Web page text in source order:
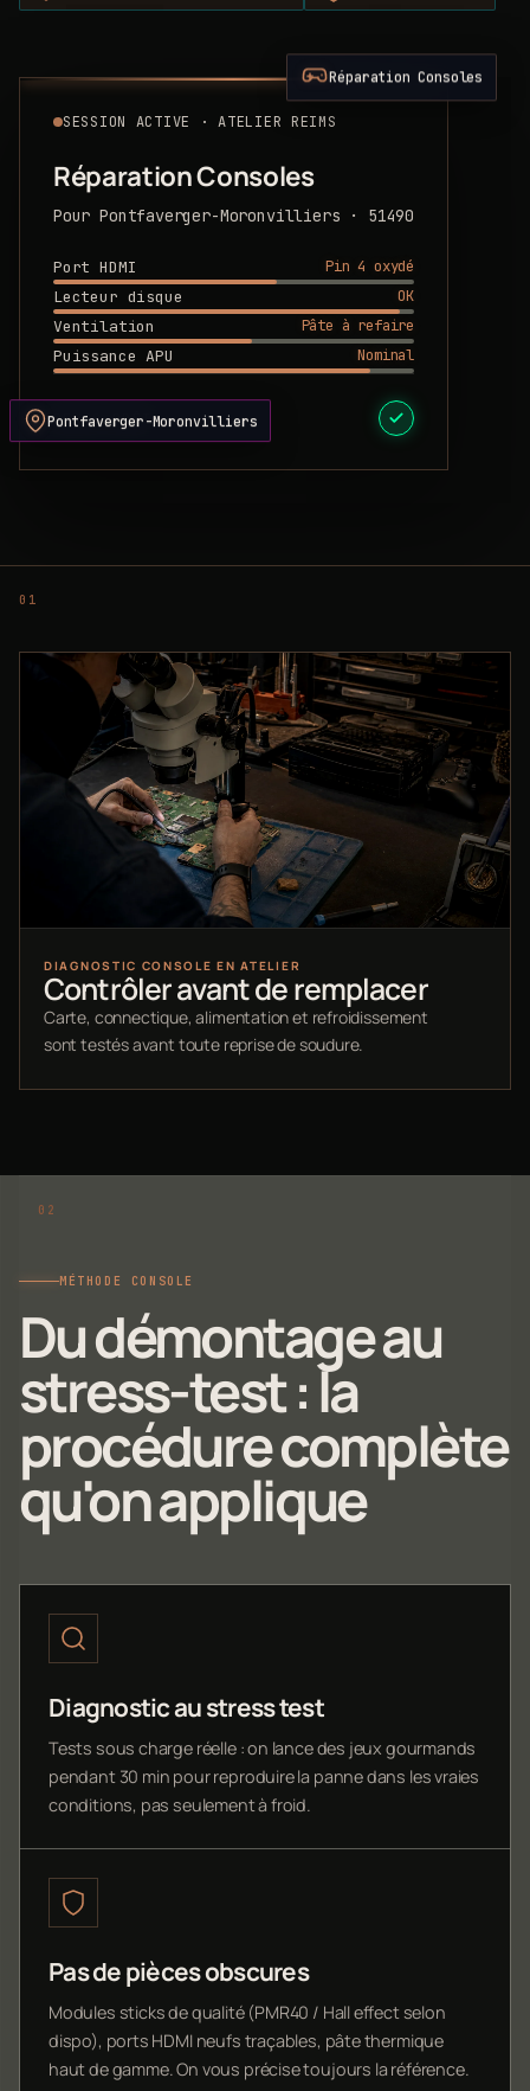
SESSION ACTIVE · ATELIER REIMS
Réparation Consoles
Pour Pontfaverger-Moronvilliers · 51490
Port HDMI
Pin 4 oxydé
Lecteur disque
OK
Ventilation
Pâte à refaire
Puissance APU
Nominal
DEVIS PRÊT
Réparation Consoles
Pontfaverger-Moronvilliers
DIAGNOSTIC CONSOLE EN ATELIER
Contrôler avant de remplacer
Carte, connectique, alimentation et refroidissement
sont testés avant toute reprise de soudure.
MÉTHODE CONSOLE
Du démontage au
stress-test : la
procédure complète
qu'on applique
Diagnostic au stress test
Tests sous charge réelle : on lance des jeux gourmands
pendant 30 min pour reproduire la panne dans les vraies
conditions, pas seulement à froid.
Pas de pièces obscures
Modules sticks de qualité (PMR40 / Hall effect selon
dispo), ports HDMI neufs traçables, pâte thermique
haut de gamme. On vous précise toujours la référence.